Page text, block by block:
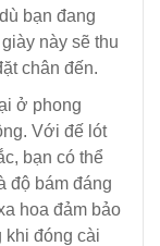
bạn đang
này sẽ thu
chân đến.
ở phong
Với đế lót
bạn có thể
độ bám đáng
hoa đảm bảo
khi đóng cài